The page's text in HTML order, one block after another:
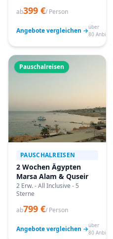
ab399 €/ Person
Angebote vergleichen →über
80 Anbieter
Pauschalreisen
PAUSCHALREISEN
2 Wochen Ägypten
Marsa Alam & Quseir
2 Erw. - All Inclusive - 5
Sterne
ab799 €/ Person
Angebote vergleichen →über
80 Anbieter